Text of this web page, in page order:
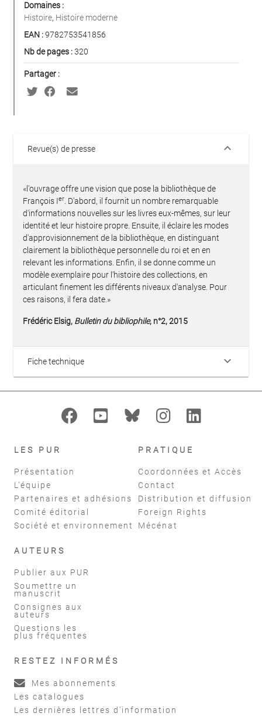
Domaines :
Histoire, Histoire moderne
EAN :9782753541856
Nb de pages :320
Partager :
Revue(s) de presse keyboard_arrow_down
«l'ouvrage offre une vision que pose la bibliothèque de
François Ier . D'abord, il fournit un nombre remarquable
d'informations nouvelles sur les livres eux-mêmes, sur leur
identité et leur histoire propre. Ensuite, il éclaire les modes
d'approvisionnement de la bibliothèque, en distinguant
clairement la bibliothèque personnelle du roi et en en
relevant les informations. Enfin, il se donne comme un
modèle exemplaire pour l'histoire des collections, en
articulant finement les différents niveaux d'analyse. Pour
ces raisons, il fera date.»
Frédéric Elsig, Bulletin du bibliophile, n°2, 2015
Fiche technique keyboard_arrow_down
LES PUR
Présentation
L'équipe
Partenaires et adhésions
Comité éditorial
Société et environnement
PRATIQUE
Coordonnées et Accès
Contact
Distribution et diffusion
Foreign Rights
Mécénat
AUTEURS
Publier aux PUR
Soumettre un
manuscrit
Consignes aux
auteurs
Questions les
plus fréquentes
RESTEZ INFORMÉS
Mes abonnements
Les catalogues
Les dernières lettres d'information